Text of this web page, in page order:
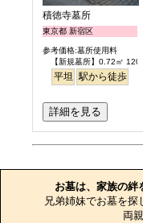
積徳寺墓所
東京都 新宿区
参考価格:墓所使用料
【新規墓所】0.72㎡ 120
平坦 駅から徒歩
詳細を見る
お墓は、家族の絆
兄弟姉妹でお墓を探
両